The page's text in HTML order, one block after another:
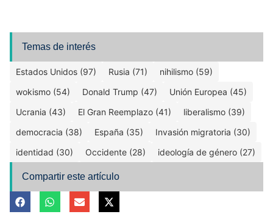
Temas de interés
Estados Unidos (97) Rusia (71)
nihilismo (59)
wokismo (54)
Donald Trump (47)
Unión Europea (45)
Ucrania (43)
El Gran Reemplazo (41)
liberalismo (39)
democracia (38)
España (35)
Invasión migratoria (30)
identidad (30)
Occidente (28) ideología de género (27)
Compartir este artículo